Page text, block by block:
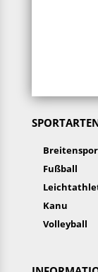
Fußball
Kanu
Volleyball